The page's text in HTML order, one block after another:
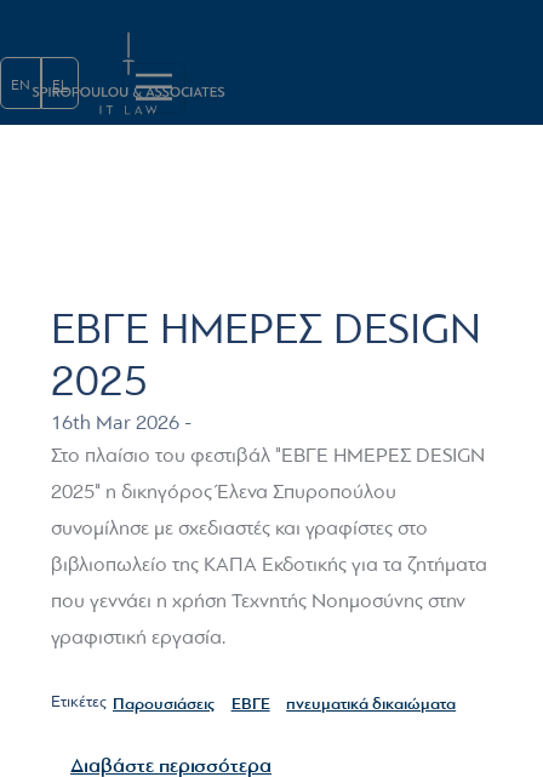
EN EL
ΕΒΓΕ ΗΜΕΡΕΣ DESIGN
2025
16th Mar 2026 -
Στο πλαίσιο του φεστιβάλ "ΕΒΓΕ ΗΜΕΡΕΣ DESIGN
2025" η δικηγόρος Έλενα Σπυροπούλου
συνομίλησε με σχεδιαστές και γραφίστες στο
βιβλιοπωλείο της ΚΑΠΑ Εκδοτικής για τα ζητήματα
που γεννάει η χρήση Τεχνητής Νοημοσύνης στην
γραφιστική εργασία.
Ετικέτες Παρουσιάσεις ΕΒΓΕ πνευματικά δικαιώματα
Διαβάστε περισσότερα